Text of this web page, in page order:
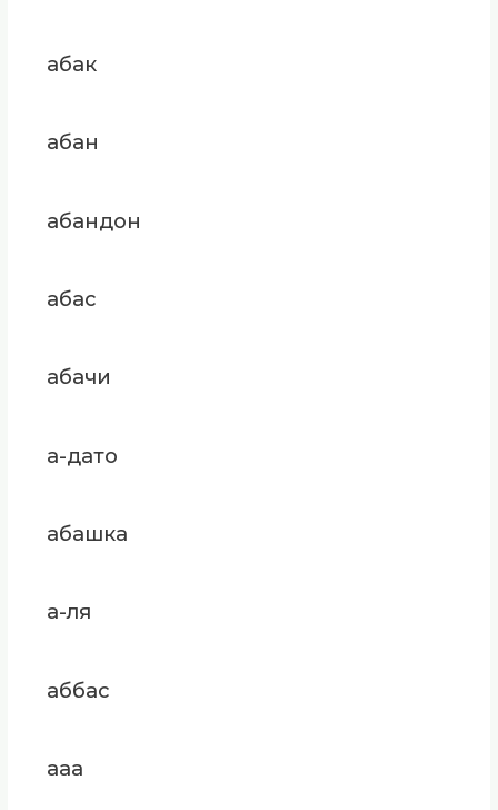
абак
абан
абандон
абас
абачи
а-дато
абашка
а-ля
аббас
ааа